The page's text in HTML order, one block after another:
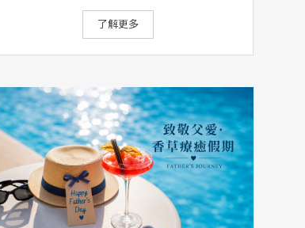
了解更多